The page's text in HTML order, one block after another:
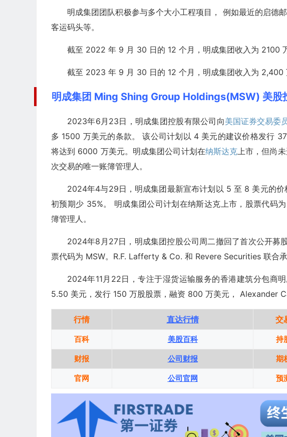
明成集团团队积极参与多个大小工程项目， 例如最近的启德
客运码头等。
截至 2022 年 9 月 30 日的 12 个月，明成集团收入为 2100
截至 2023 年 9 月 30 日的 12 个月，明成集团收入为 2,400
明成集团 Ming Shing Group Holdings(MSW) 美股
2023年6月23日，明成集团控股有限公司向美国证券交易委
多 1500 万美元的条款。 该公司计划以 4 美元的建议价格发行
将达到 6000 万美元。明成集团公司计划在纳斯达克上市，但尚
次交易的唯一账簿管理人。
2024年4与29日，明成集团最新宣布计划以 5 至 8 美元的
初预期少 35%。 明成集团公司计划在纳斯达克上市，股票代码为
簿管理人。
2024年8月27日，明成集团控股公司周二撤回了首次公开募
票代码为 MSW。R.F. Lafferty & Co. 和 Revere Securities 联合承
2024年11月22日，专注于湿货运输服务的香港建筑分包商
5.50 美元，发行 150 万股股票，融资 800 万美元， Alexander
行情 直达行情 交
百科 美股百科 持
财报 公司财报 期
官网 公司官网 预